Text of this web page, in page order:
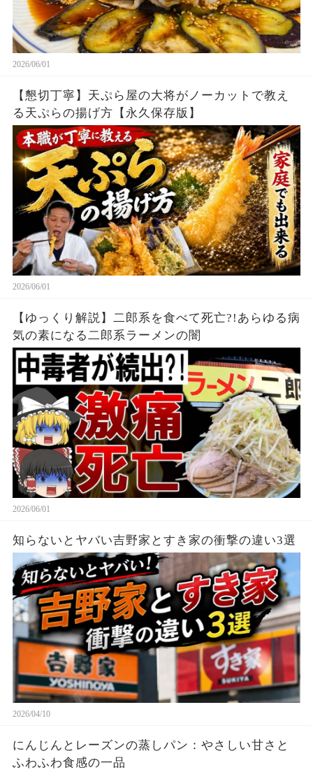
2026/06/01
【懇切丁寧】天ぷら屋の大将がノーカットで教え
る天ぷらの揚げ方【永久保存版】
2026/06/01
【ゆっくり解説】二郎系を食べて死亡?!あらゆる病
気の素になる二郎系ラーメンの闇
2026/06/01
知らないとヤバい吉野家とすき家の衝撃の違い3選
2026/04/10
にんじんとレーズンの蒸しパン：やさしい甘さと
ふわふわ食感の一品